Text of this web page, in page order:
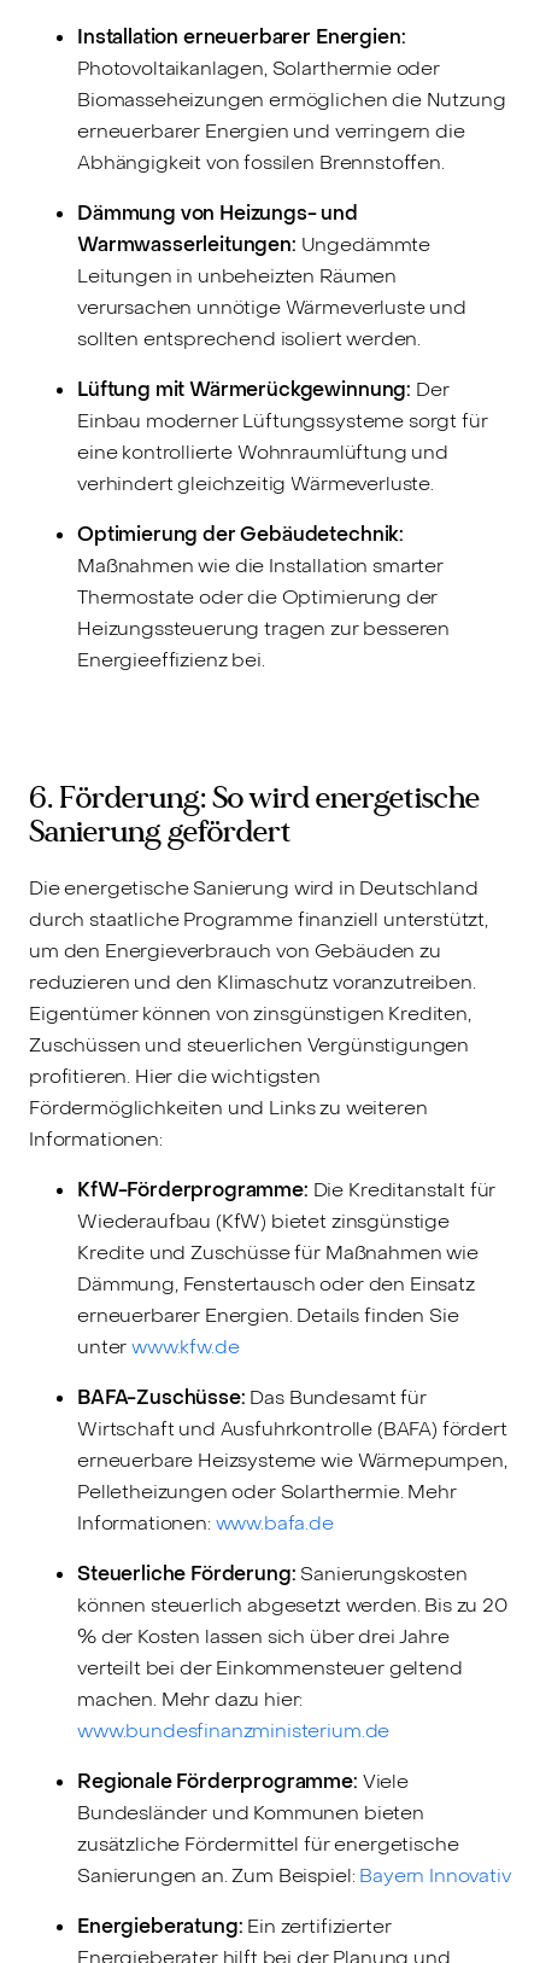
Installation erneuerbarer Energien:
Photovoltaikanlagen, Solarthermie oder
Biomasseheizungen ermöglichen die Nutzung
erneuerbarer Energien und verringern die
Abhängigkeit von fossilen Brennstoffen.
Dämmung von Heizungs- und
Warmwasserleitungen: Ungedämmte
Leitungen in unbeheizten Räumen
verursachen unnötige Wärmeverluste und
sollten entsprechend isoliert werden.
Lüftung mit Wärmerückgewinnung: Der
Einbau moderner Lüftungssysteme sorgt für
eine kontrollierte Wohnraumlüftung und
verhindert gleichzeitig Wärmeverluste.
Optimierung der Gebäudetechnik:
Maßnahmen wie die Installation smarter
Thermostate oder die Optimierung der
Heizungssteuerung tragen zur besseren
Energieeffizienz bei.
6. Förderung: So wird energetische
Sanierung gefördert
Die energetische Sanierung wird in Deutschland
durch staatliche Programme finanziell unterstützt,
um den Energieverbrauch von Gebäuden zu
reduzieren und den Klimaschutz voranzutreiben.
Eigentümer können von zinsgünstigen Krediten,
Zuschüssen und steuerlichen Vergünstigungen
profitieren. Hier die wichtigsten
Fördermöglichkeiten und Links zu weiteren
Informationen:
KfW-Förderprogramme: Die Kreditanstalt für
Wiederaufbau (KfW) bietet zinsgünstige
Kredite und Zuschüsse für Maßnahmen wie
Dämmung, Fenstertausch oder den Einsatz
erneuerbarer Energien. Details finden Sie
unterwww.kfw.de
BAFA-Zuschüsse: Das Bundesamt für
Wirtschaft und Ausfuhrkontrolle (BAFA) fördert
erneuerbare Heizsysteme wie Wärmepumpen,
Pelletheizungen oder Solarthermie. Mehr
Informationen: www.bafa.de
Steuerliche Förderung: Sanierungskosten
können steuerlich abgesetzt werden. Bis zu 20
% der Kosten lassen sich über drei Jahre
verteilt bei der Einkommensteuer geltend
machen. Mehr dazu hier:
www.bundesfinanzministerium.de
Regionale Förderprogramme: Viele
Bundesländer und Kommunen bieten
zusätzliche Fördermittel für energetische
Sanierungen an. Zum Beispiel: Bayern Innovativ
Energieberatung: Ein zertifizierter
Energieberater hilft bei der Planung und